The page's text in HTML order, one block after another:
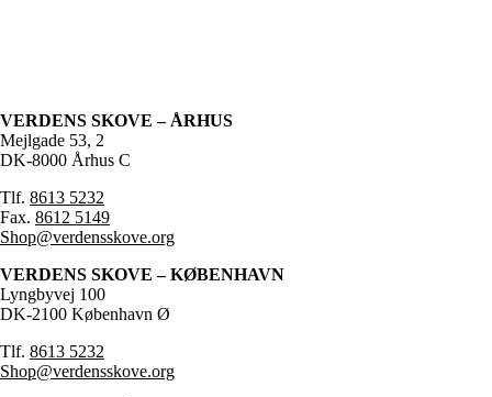
VERDENS SKOVE – ÅRHUS
Mejlgade 53, 2
DK-8000 Århus C
Tlf. 8613 5232
Fax. 8612 5149
Shop@verdensskove.org
VERDENS SKOVE – KØBENHAVN
Lyngbyvej 100
DK-2100 København Ø
Tlf. 8613 5232
Shop@verdensskove.org